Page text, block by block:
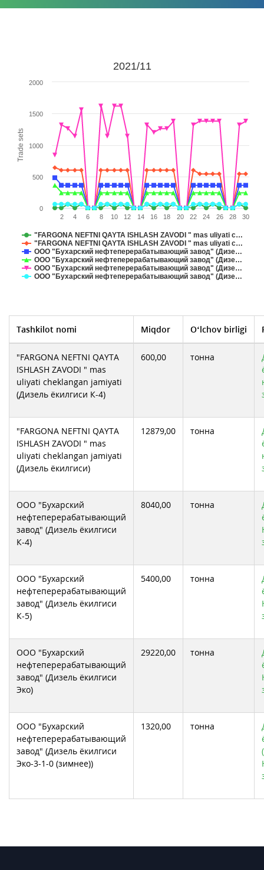
Trade sets
2021/11
"FARGONA NEFTNI QAYTA ISHLASH ZAVODI " mas uliyati c…
"FARGONA NEFTNI QAYTA ISHLASH ZAVODI " mas uliyati c…
ООО "Бухарский нефтеперерабатывающий завод" (Дизе…
ООО "Бухарский нефтеперерабатывающий завод" (Дизе…
ООО "Бухарский нефтеперерабатывающий завод" (Дизе…
ООО "Бухарский нефтеперерабатывающий завод" (Дизе…
2 4 6 8 10 12 14 16 18 20 22 24 26 28 30
0
500
1000
1500
2000
Tashkilot nomi Miqdor O‘lchov birligi
"FARGONA NEFTNI QAYTA
ISHLASH ZAVODI " mas
uliyati cheklangan jamiyati
(Дизель ёкилгиси К-4)
600,00 тонна
"FARGONA NEFTNI QAYTA
ISHLASH ZAVODI " mas
uliyati cheklangan jamiyati
(Дизель ёкилгиси)
12879,00 тонна
ООО "Бухарский
нефтеперерабатывающий
завод" (Дизель ёкилгиси
К-4)
8040,00 тонна
ООО "Бухарский
нефтеперерабатывающий
завод" (Дизель ёкилгиси
К-5)
5400,00 тонна
ООО "Бухарский
нефтеперерабатывающий
завод" (Дизель ёкилгиси
Эко)
29220,00 тонна
ООО "Бухарский
нефтеперерабатывающий
завод" (Дизель ёкилгиси
Эко-3-1-0 (зимнее))
1320,00 тонна